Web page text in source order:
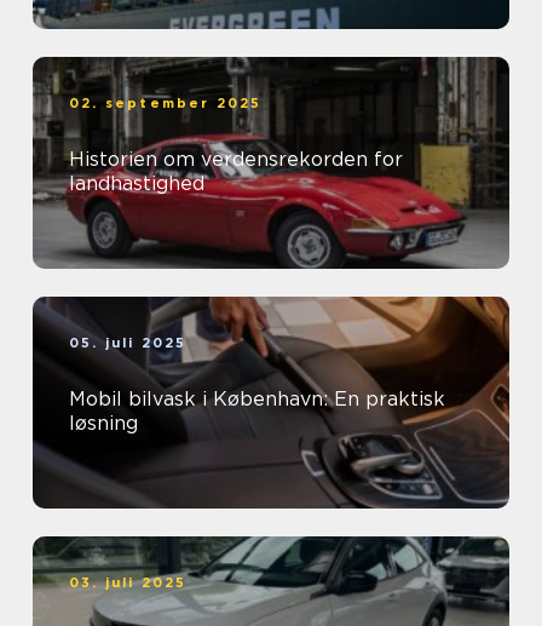
02. september 2025
Historien om verdensrekorden for
landhastighed
05. juli 2025
Mobil bilvask i København: En praktisk
løsning
03. juli 2025